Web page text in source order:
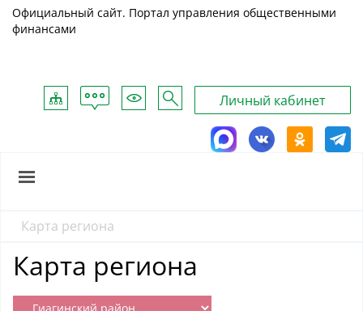
Официальный сайт. Портал управления общественными
финансами
Карта
сайта
Обратная
связь
Для
слабовидящих
Поиск
Личный кабинет
ВКонтакте
MAX
Карта региона
Карта региона